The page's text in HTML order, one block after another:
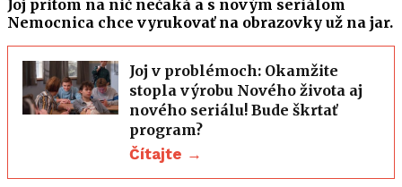
Joj pritom na nič nečaká a s novým seriálom
Nemocnica chce vyrukovať na obrazovky už na jar.
Joj v problémoch: Okamžite
stopla výrobu Nového života aj
nového seriálu! Bude škrtať
program?
Čítajte →